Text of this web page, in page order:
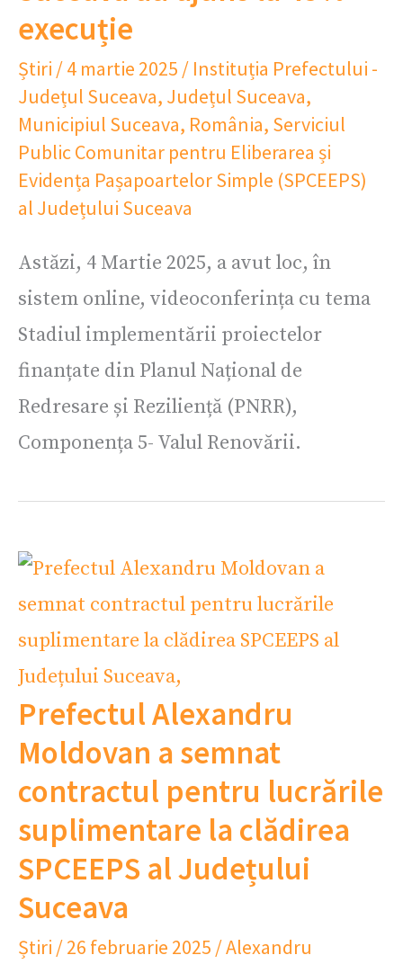
execuție
Știri /4 martie 2025 / Instituția Prefectului -
Județul Suceava, Județul Suceava,
Municipiul Suceava, România, Serviciul
Public Comunitar pentru Eliberarea și
Evidența Pașapoartelor Simple (SPCEEPS)
al Județului Suceava
Astăzi, 4 Martie 2025, a avut loc, în
sistem online, videoconferința cu tema
Stadiul implementării proiectelor
finanțate din Planul Național de
Redresare și Reziliență (PNRR),
Componența 5- Valul Renovării.
Prefectul Alexandru
Moldovan a semnat
contractul pentru lucrările
suplimentare la clădirea
SPCEEPS al Județului
Suceava
Știri /26 februarie 2025 /Alexandru